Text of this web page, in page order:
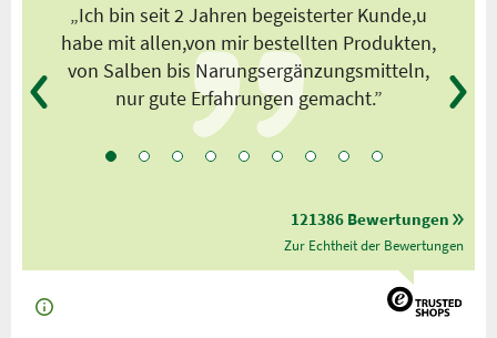
„Ich bin seit 2 Jahren begeisterter Kunde,u
habe mit allen,von mir bestellten Produkten,
von Salben bis Narungsergänzungsmitteln,
nur gute Erfahrungen gemacht.”
121386 Bewertungen
Zur Echtheit der Bewertungen